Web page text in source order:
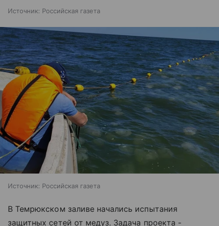
Источник: Российская газета
Источник: Российская газета
В Темрюкском заливе начались испытания
защитных сетей от медуз. Задача проекта -